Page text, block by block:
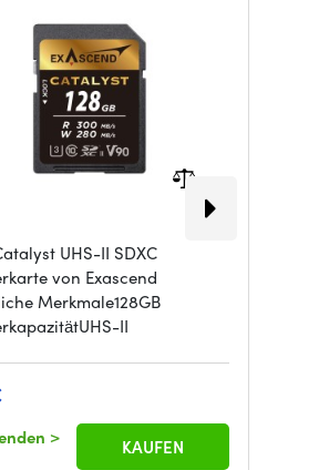
UHS-II SDXC
von Exascend
Merkmale128GB
II
>
KAUFEN